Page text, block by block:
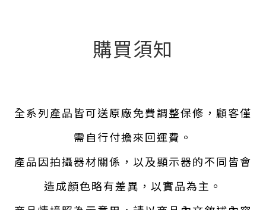
購買須知
全系列產品皆可送原廠免費調整保修，顧客僅
需自行付擔來回運費。
產品因拍攝器材關係，以及顯示器的不同皆會
造成顏色略有差異，以實品為主。